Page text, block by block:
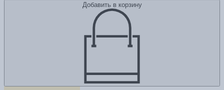
Добавить в корзину